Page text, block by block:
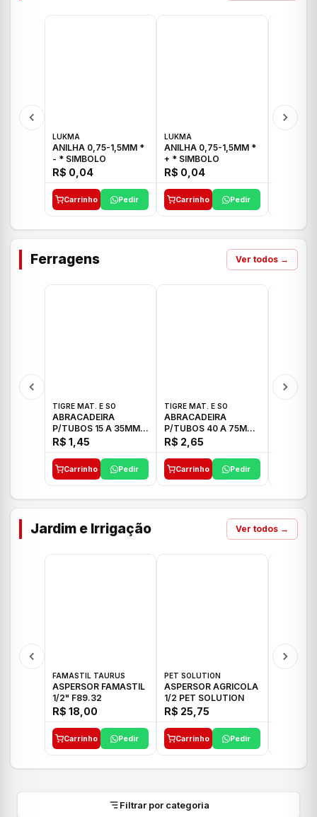
LUKMA
ANILHA 0,75-1,5MM *
- * SIMBOLO
R$ 0,04
Carrinho Pedir
LUKMA
ANILHA 0,75-1,5MM *
+ * SIMBOLO
R$ 0,04
Carrinho Pedir
Ferragens Ver todos →
TIGRE MAT. E SO
ABRACADEIRA
P/TUBOS 15 A 35MM
TIGRE
R$ 1,45
Carrinho Pedir
TIGRE MAT. E SO
ABRACADEIRA
P/TUBOS 40 A 75MM
TIGRE
R$ 2,65
Carrinho Pedir
Jardim e Irrigação Ver todos →
FAMASTIL TAURUS
ASPERSOR FAMASTIL
1/2" F89.32
R$ 18,00
Carrinho Pedir
PET SOLUTION
ASPERSOR AGRICOLA
1/2 PET SOLUTION
R$ 25,75
Carrinho Pedir
Filtrar por categoria